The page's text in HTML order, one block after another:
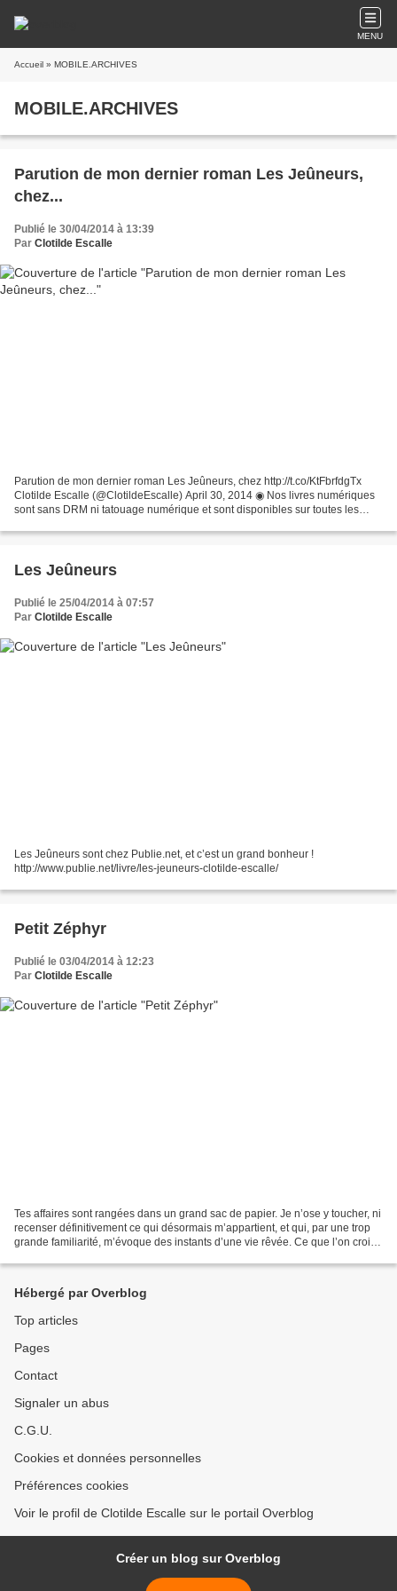
MENU
Accueil » MOBILE.ARCHIVES
MOBILE.ARCHIVES
Parution de mon dernier roman Les Jeûneurs,
chez...
Publié le 30/04/2014 à 13:39
Par Clotilde Escalle
Parution de mon dernier roman Les Jeûneurs, chez http://t.co/KtFbrfdgTx
Clotilde Escalle (@ClotildeEscalle) April 30, 2014 ◉ Nos livres numériques
sont sans DRM ni tatouage numérique et sont disponibles sur toutes les
Les Jeûneurs
Publié le 25/04/2014 à 07:57
Par Clotilde Escalle
Les Jeûneurs sont chez Publie.net, et c’est un grand bonheur !
http://www.publie.net/livre/les-jeuneurs-clotilde-escalle/
Petit Zéphyr
Publié le 03/04/2014 à 12:23
Par Clotilde Escalle
Tes affaires sont rangées dans un grand sac de papier. Je n’ose y toucher, ni
recenser définitivement ce qui désormais m’appartient, et qui, par une trop
grande familiarité, m’évoque des instants d’une vie rêvée. Ce que l’on croit
Hébergé par Overblog
Top articles
Pages
Contact
Signaler un abus
C.G.U.
Cookies et données personnelles
Préférences cookies
Voir le profil de Clotilde Escalle sur le portail Overblog
Créer un blog sur Overblog